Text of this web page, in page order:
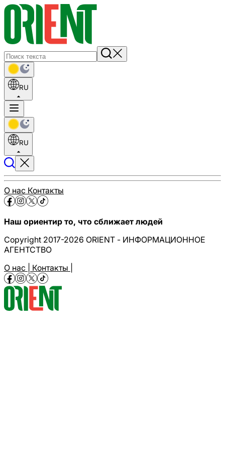
RU
RU
О нас Контакты
Наш ориентир то, что сближает людей
Copyright 2017-2026 ORIENT - ИНФОРМАЦИОННОЕ
АГЕНТСТВО
О нас | Контакты |